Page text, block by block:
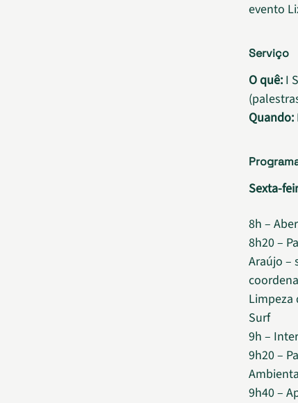
evento
Serviço
O quê: I
Quando:
Sexta-
8h –
8h20 –
Araújo –
Limpeza
Surf
9h –
9h20 –
9h40 –